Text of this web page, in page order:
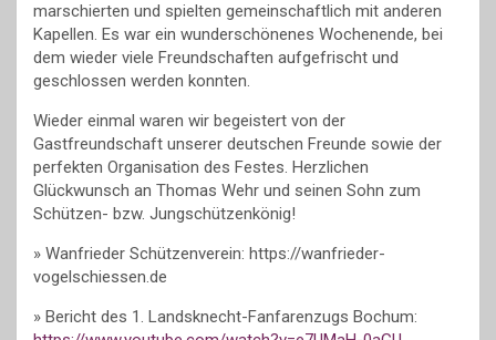
marschierten und spielten gemeinschaftlich mit anderen
Kapellen. Es war ein wunderschönenes Wochenende, bei
dem wieder viele Freundschaften aufgefrischt und
geschlossen werden konnten.
Wieder einmal waren wir begeistert von der
Gastfreundschaft unserer deutschen Freunde sowie der
perfekten Organisation des Festes. Herzlichen
Glückwunsch an Thomas Wehr und seinen Sohn zum
Schützen- bzw. Jungschützenkönig!
» Wanfrieder Schützenverein: https://wanfrieder-
vogelschiessen.de
» Bericht des 1. Landsknecht-Fanfarenzugs Bochum: